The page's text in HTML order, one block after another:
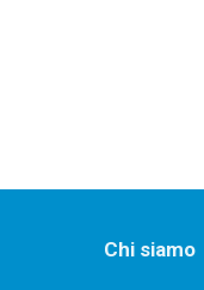
Chi siamo